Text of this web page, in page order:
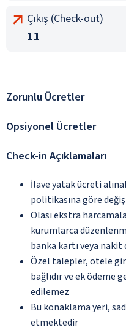
Çıkış (Check-out)
11
Zorunlu Ücretler
Opsiyonel Ücretler
Check-in Açıklamaları
İlave yatak ücreti
politikasına göre
Olası ekstra
kurumlarca
banka kartı veya
Özel talepler, otele
bağlıdır ve ek
edilemez
Bu konaklama yeri,
etmektedir